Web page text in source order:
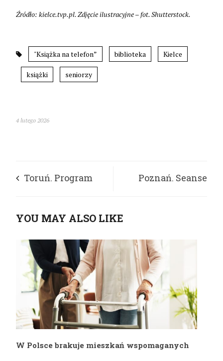
Źródło: kielce.tvp.pl. Zdjęcie ilustracyjne – fot. Shutterstock.
"Książka na telefon” biblioteka Kielce
książki seniorzy
4 lutego 2026
Toruń. Program Poznań. Seanse
bezdomnym
YOU MAY ALSO LIKE
W Polsce brakuje mieszkań wspomaganych